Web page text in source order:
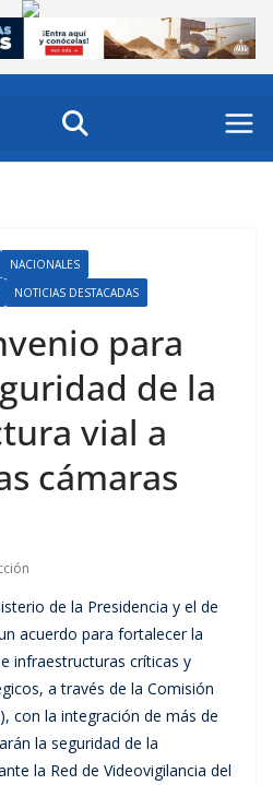
NACIONALES
NOTICIAS DESTACADAS
para
de la
vial a
cámaras
de la Presidencia y el de
acuerdo para fortalecer la
infraestructuras críticas y
a través de la Comisión
con la integración de más de
la seguridad de la
la Red de Videovigilancia del